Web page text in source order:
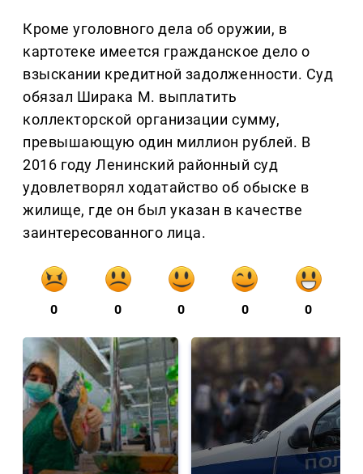
Кроме уголовного дела об оружии, в
картотеке имеется гражданское дело о
взыскании кредитной задолженности. Суд
обязал Ширака М. выплатить
коллекторской организации сумму,
превышающую один миллион рублей. В
2016 году Ленинский районный суд
удовлетворял ходатайство об обыске в
жилище, где он был указан в качестве
заинтересованного лица.
0 0 0 0 0